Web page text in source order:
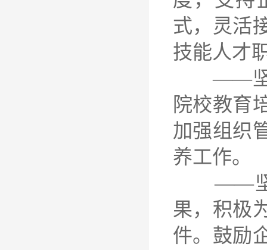
式，灵活
技能人才
——坚持
院校教育
加强组织
养工作。
——坚持
果，积极
件。鼓励